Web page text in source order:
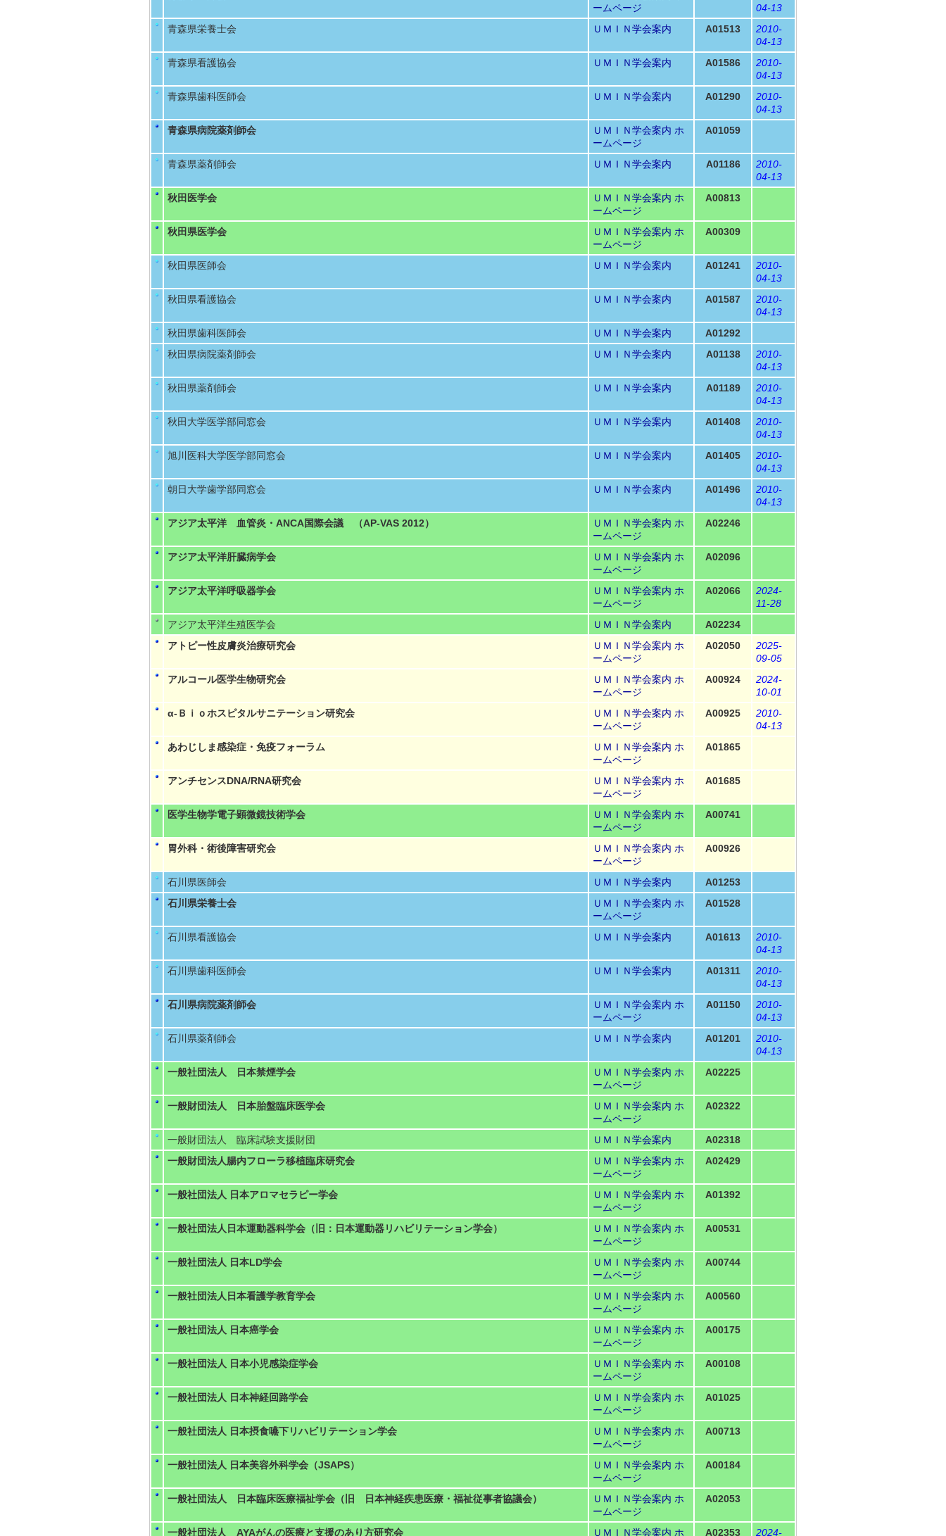
ームページ
04-13
青森県栄養士会
ＵＭＩＮ学会案内 A01513
2010-
04-13
青森県看護協会
ＵＭＩＮ学会案内 A01586
2010-
04-13
青森県歯科医師会
ＵＭＩＮ学会案内 A01290
2010-
04-13
青森県病院薬剤師会
ＵＭＩＮ学会案内 ホ
ームページ
A01059
青森県薬剤師会 ＵＭＩＮ学会案内 A01186
2010-
04-13
秋田医学会
ＵＭＩＮ学会案内 ホ
ームページ
A00813
秋田県医学会 ＵＭＩＮ学会案内 ホ
ームページ
A00309
秋田県医師会 ＵＭＩＮ学会案内 A01241
2010-
04-13
秋田県看護協会
ＵＭＩＮ学会案内 A01587
2010-
04-13
秋田県歯科医師会
ＵＭＩＮ学会案内
A01292
秋田県病院薬剤師会
ＵＭＩＮ学会案内 A01138
2010-
04-13
秋田県薬剤師会
ＵＭＩＮ学会案内 A01189
2010-
04-13
秋田大学医学部同窓会
ＵＭＩＮ学会案内 A01408
2010-
04-13
旭川医科大学医学部同窓会
ＵＭＩＮ学会案内 A01405
2010-
04-13
朝日大学歯学部同窓会
ＵＭＩＮ学会案内 A01496
2010-
04-13
アジア太平洋 血管炎・ANCA国際会議 （AP-VAS 2012）
ＵＭＩＮ学会案内 ホ
ームページ
A02246
アジア太平洋肝臓病学会 ＵＭＩＮ学会案内 ホ
ームページ
A02096
アジア太平洋呼吸器学会 ＵＭＩＮ学会案内 ホ
ームページ
A02066
2024-
11-28
アジア太平洋生殖医学会
ＵＭＩＮ学会案内
A02234
アトピー性皮膚炎治療研究会
ＵＭＩＮ学会案内 ホ
ームページ
A02050
2025-
09-05
アルコール医学生物研究会
ＵＭＩＮ学会案内 ホ
ームページ
A00924
2024-
10-01
α-Ｂｉｏホスピタルサニテーション研究会
ＵＭＩＮ学会案内 ホ
ームページ
A00925
2010-
04-13
あわじしま感染症・免疫フォーラム
ＵＭＩＮ学会案内 ホ
ームページ
A01865
アンチセンスDNA/RNA研究会 ＵＭＩＮ学会案内 ホ
ームページ
A01685
医学生物学電子顕微鏡技術学会 ＵＭＩＮ学会案内 ホ
ームページ
A00741
胃外科・術後障害研究会 ＵＭＩＮ学会案内 ホ
ームページ
A00926
石川県医師会 ＵＭＩＮ学会案内
A01253
石川県栄養士会
ＵＭＩＮ学会案内 ホ
ームページ
A01528
石川県看護協会 ＵＭＩＮ学会案内 A01613
2010-
04-13
石川県歯科医師会
ＵＭＩＮ学会案内 A01311
2010-
04-13
石川県病院薬剤師会
ＵＭＩＮ学会案内 ホ
ームページ
A01150
2010-
04-13
石川県薬剤師会
ＵＭＩＮ学会案内 A01201
2010-
04-13
一般社団法人 日本禁煙学会
ＵＭＩＮ学会案内 ホ
ームページ
A02225
一般財団法人 日本胎盤臨床医学会 ＵＭＩＮ学会案内 ホ
ームページ
A02322
一般財団法人 臨床試験支援財団 ＵＭＩＮ学会案内
A02318
一般財団法人腸内フローラ移植臨床研究会
ＵＭＩＮ学会案内 ホ
ームページ
A02429
一般社団法人 日本アロマセラピー学会 ＵＭＩＮ学会案内 ホ
ームページ
A01392
一般社団法人日本運動器科学会（旧：日本運動器リハビリテーション学会） ＵＭＩＮ学会案内 ホ
ームページ
A00531
一般社団法人 日本LD学会 ＵＭＩＮ学会案内 ホ
ームページ
A00744
一般社団法人日本看護学教育学会 ＵＭＩＮ学会案内 ホ
ームページ
A00560
一般社団法人 日本癌学会 ＵＭＩＮ学会案内 ホ
ームページ
A00175
一般社団法人 日本小児感染症学会 ＵＭＩＮ学会案内 ホ
ームページ
A00108
一般社団法人 日本神経回路学会 ＵＭＩＮ学会案内 ホ
ームページ
A01025
一般社団法人 日本摂食嚥下リハビリテーション学会 ＵＭＩＮ学会案内 ホ
ームページ
A00713
一般社団法人 日本美容外科学会（JSAPS） ＵＭＩＮ学会案内 ホ
ームページ
A00184
一般社団法人 日本臨床医療福祉学会（旧 日本神経疾患医療・福祉従事者協議会） ＵＭＩＮ学会案内 ホ
ームページ
A02053
一般社団法人 AYAがんの医療と支援のあり方研究会 ＵＭＩＮ学会案内 ホ A02353 2024-